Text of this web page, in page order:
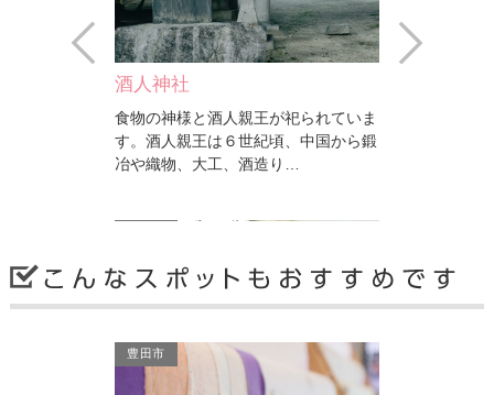
酒人神社
食物の神様と酒人親王が祀られていま
す。酒人親王は６世紀頃、中国から鍛
冶や織物、大工、酒造り…
埋蔵文化財とは、
遺物や生活の跡で
Prev
豊田市